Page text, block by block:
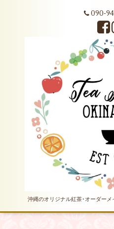
090-
沖縄のオリジナル紅茶･オーダー